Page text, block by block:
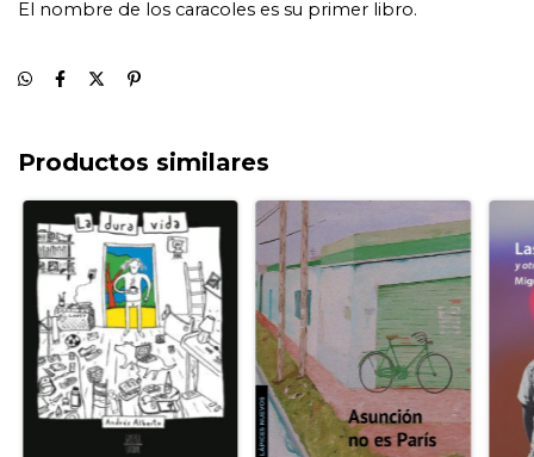
El nombre de los caracoles es su primer libro.
Productos similares